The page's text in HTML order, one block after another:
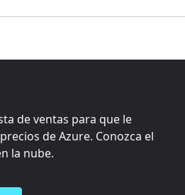
de ventas para que le
de Azure. Conozca el
la nube.